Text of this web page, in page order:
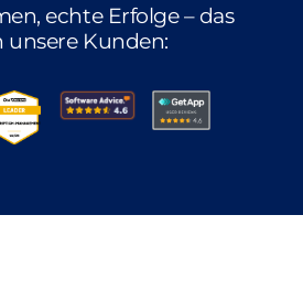
echte Erfolge – das
unsere Kunden: